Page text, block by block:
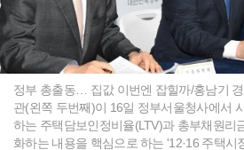
정부 총출동… 집값 이번엔 잡힐까/홍남기
관(왼쪽 두번째)이 16일 정부서울청사에서
하는 주택담보인정비율(LTV)과 총부채원리
화하는 내용을 핵심으로 하는 '12·16 주택시